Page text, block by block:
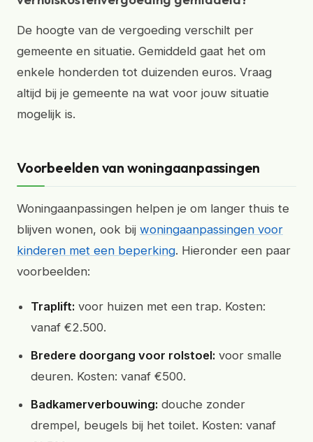
De hoogte van de vergoeding verschilt per
gemeente en situatie. Gemiddeld gaat het om
enkele honderden tot duizenden euros. Vraag
altijd bij je gemeente na wat voor jouw situatie
mogelijk is.
Voorbeelden van woningaanpassingen
Woningaanpassingen helpen je om langer thuis te
blijven wonen, ook bij woningaanpassingen voor
kinderen met een beperking. Hieronder een paar
voorbeelden:
Traplift: voor huizen met een trap. Kosten:
vanaf €2.500.
Bredere doorgang voor rolstoel: voor smalle
deuren. Kosten: vanaf €500.
Badkamerverbouwing: douche zonder
drempel, beugels bij het toilet. Kosten: vanaf